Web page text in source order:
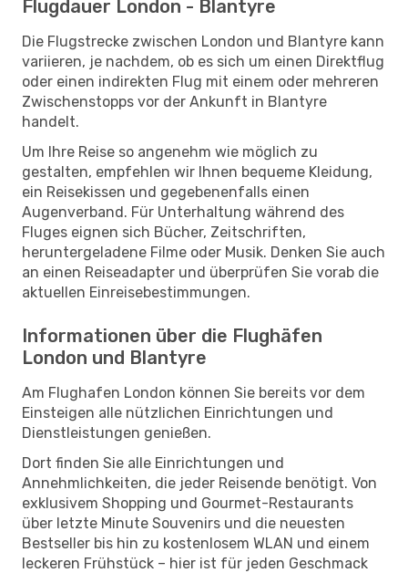
Flugdauer London - Blantyre
Die Flugstrecke zwischen London und Blantyre kann
variieren, je nachdem, ob es sich um einen Direktflug
oder einen indirekten Flug mit einem oder mehreren
Zwischenstopps vor der Ankunft in Blantyre
handelt.
Um Ihre Reise so angenehm wie möglich zu
gestalten, empfehlen wir Ihnen bequeme Kleidung,
ein Reisekissen und gegebenenfalls einen
Augenverband. Für Unterhaltung während des
Fluges eignen sich Bücher, Zeitschriften,
heruntergeladene Filme oder Musik. Denken Sie auch
an einen Reiseadapter und überprüfen Sie vorab die
aktuellen Einreisebestimmungen.
Informationen über die Flughäfen
London und Blantyre
Am Flughafen London können Sie bereits vor dem
Einsteigen alle nützlichen Einrichtungen und
Dienstleistungen genießen.
Dort finden Sie alle Einrichtungen und
Annehmlichkeiten, die jeder Reisende benötigt. Von
exklusivem Shopping und Gourmet-Restaurants
über letzte Minute Souvenirs und die neuesten
Bestseller bis hin zu kostenlosem WLAN und einem
leckeren Frühstück – hier ist für jeden Geschmack